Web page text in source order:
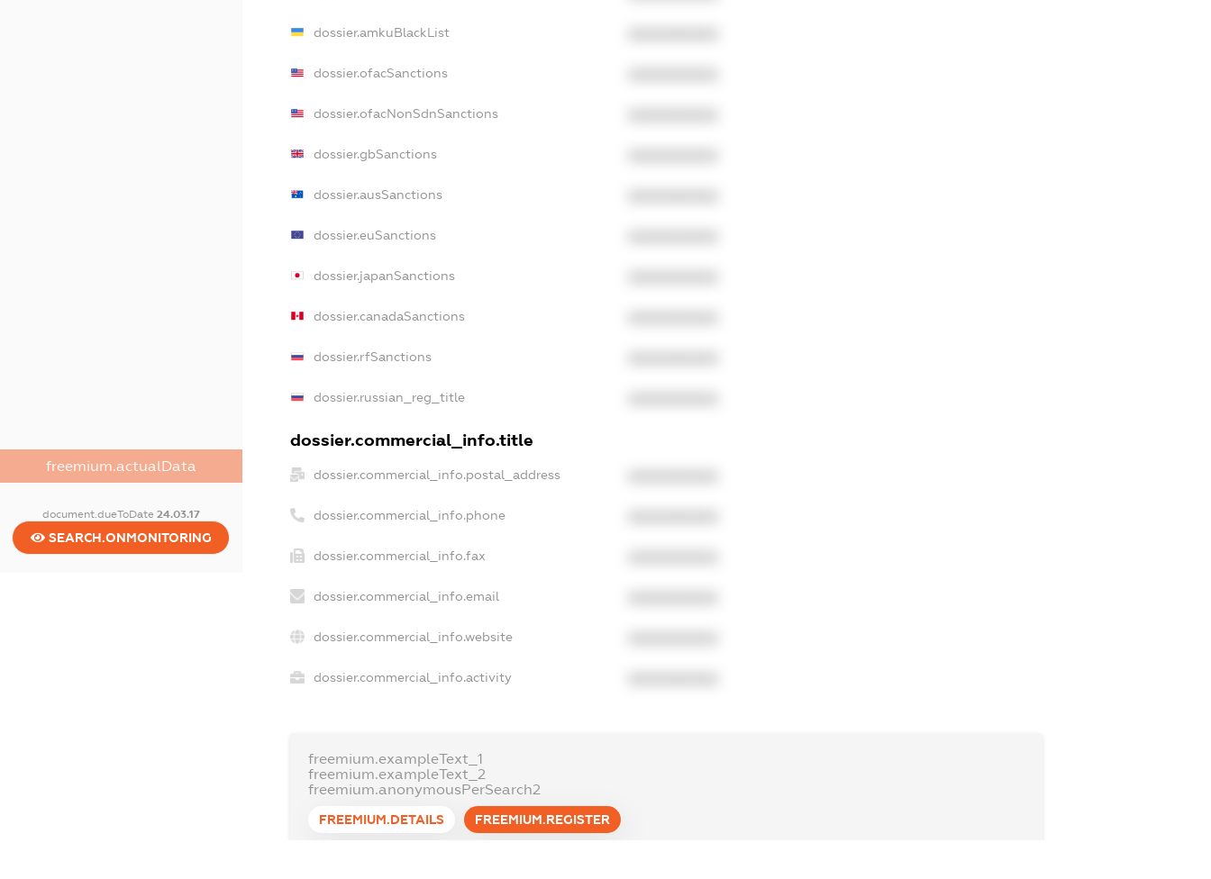
freemium.actualData
document.dueToDate 24.03.17
SEARCH.ONMONITORING
dossier.amkuBlackList
dossier.ofacSanctions
dossier.ofacNonSdnSanctions
dossier.gbSanctions
dossier.ausSanctions
dossier.euSanctions
dossier.japanSanctions
dossier.canadaSanctions
dossier.rfSanctions
dossier.russian_reg_title
dossier.commercial_info.title
dossier.commercial_info.postal_address
dossier.commercial_info.phone
dossier.commercial_info.fax
dossier.commercial_info.email
dossier.commercial_info.website
dossier.commercial_info.activity
freemium.exampleText_1
freemium.exampleText_2
freemium.anonymousPerSearch2
FREEMIUM.DETAILS FREEMIUM.REGISTER